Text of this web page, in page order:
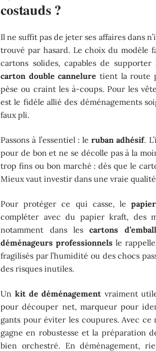
costauds ?
Il ne suffit pas de jeter ses affaires dans
trouvé par hasard. Le choix du modèle
cartons solides, capables de
carton double cannelure tient la route
pèse ou craint les à-coups. Pour les
est le fidèle allié des déménagements
faux pli.
Passons à l’essentiel : leruban adhésif.
pour de bon et ne se décolle pas à la
trop fins ou bon marché : dès que le
Mieux vaut investir dans une vraie
Pour protéger ce qui casse, le
compléter avec du papier kraft, des
notamment dans lescartons
déménageurs professionnels le
fragilisés par l’humidité ou des chocs
des risques inutiles.
Un kit de déménagement vraiment
pour découper net, marqueur pour
gants pour éviter les coupures. Avec
gagne en robustesse et la préparation
bien orchestré. En déménagement,